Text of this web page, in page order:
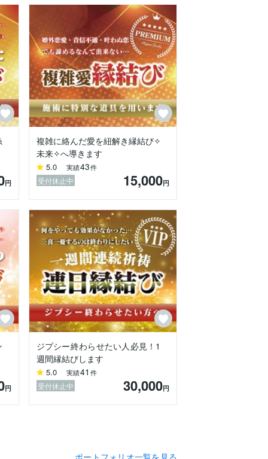
円
複雑に絡んだ愛を紐解き縁結び✧︎
未来✧︎へ導きます
5.0 実績43件
受付休止中 15,000円
円
ジプシー終わらせたい人必見！1
週間縁結びします
5.0 実績41 件
受付休止中 30,000円
ポートフォリオ一覧を見る